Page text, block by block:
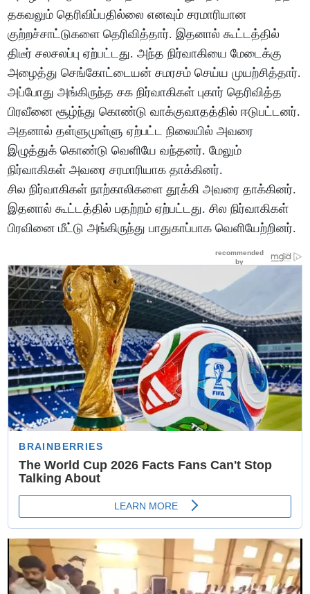
தகவலும் தெரிவிப்பதில்லை எனவும் சரமாரியான
குற்றச்சாட்டுகளை தெரிவித்தார். இதனால் கூட்டத்தில்
திடீர் சலசலப்பு ஏற்பட்டது. அந்த நிர்வாகியை மேடைக்கு
அழைத்து செங்கோட்டையன் சமரசம் செய்ய முயற்சித்தார்.
அப்போது அங்கிருந்த சக நிர்வாகிகள் புகார் தெரிவித்த
பிரவீனை சூழ்ந்து கொண்டு வாக்குவாதத்தில் ஈடுபட்டனர்.
அதனால் தள்ளுமுள்ளு ஏற்பட்ட நிலையில் அவரை
இழுத்துக் கொண்டு வெளியே வந்தனர். மேலும்
நிர்வாகிகள் அவரை சரமாரியாக தாக்கினர்.
சில நிர்வாகிகள் நாற்காலிகளை தூக்கி அவரை தாக்கினர்.
இதனால் கூட்டத்தில் பதற்றம் ஏற்பட்டது. சில நிர்வாகிகள்
பிரவினை மீட்டு அங்கிருந்து பாதுகாப்பாக வெளியேற்றினர்.